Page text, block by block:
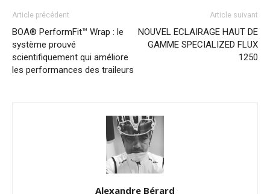
Article précédent
BOA® PerformFit™ Wrap : le
système prouvé
scientifiquement qui améliore
les performances des traileurs
Article suivant
NOUVEL ECLAIRAGE HAUT DE
GAMME SPECIALIZED FLUX
1250
Alexandre Bérard